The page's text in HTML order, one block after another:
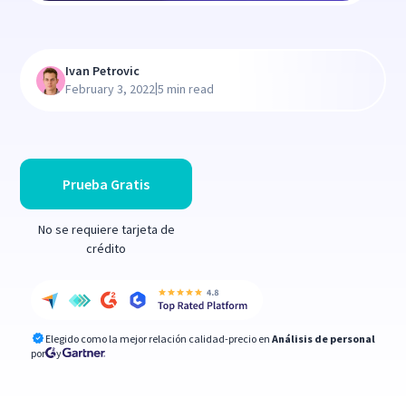
Prueba Gratis
No se requiere tarjeta de
crédito
Elegido como la mejor relación calidad-precio en Análisis de personal
por
y
Ivan Petrovic
February 3, 2022|5 min read